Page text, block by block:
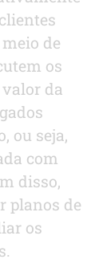
de
os
da
ou seja,
com
disso,
planos de
os